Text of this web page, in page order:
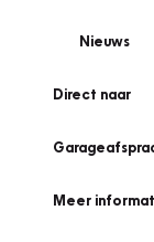
Nieuws
Direct naar
Meer